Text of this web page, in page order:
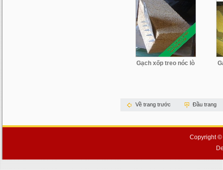
Gạch xốp treo nóc lò
Về trang trước Đầu trang
Copyright ©